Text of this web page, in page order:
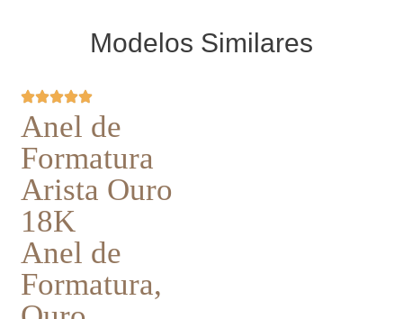
Modelos Similares
Anel de
Formatura
Arista Ouro
18K
Anel de
Formatura,